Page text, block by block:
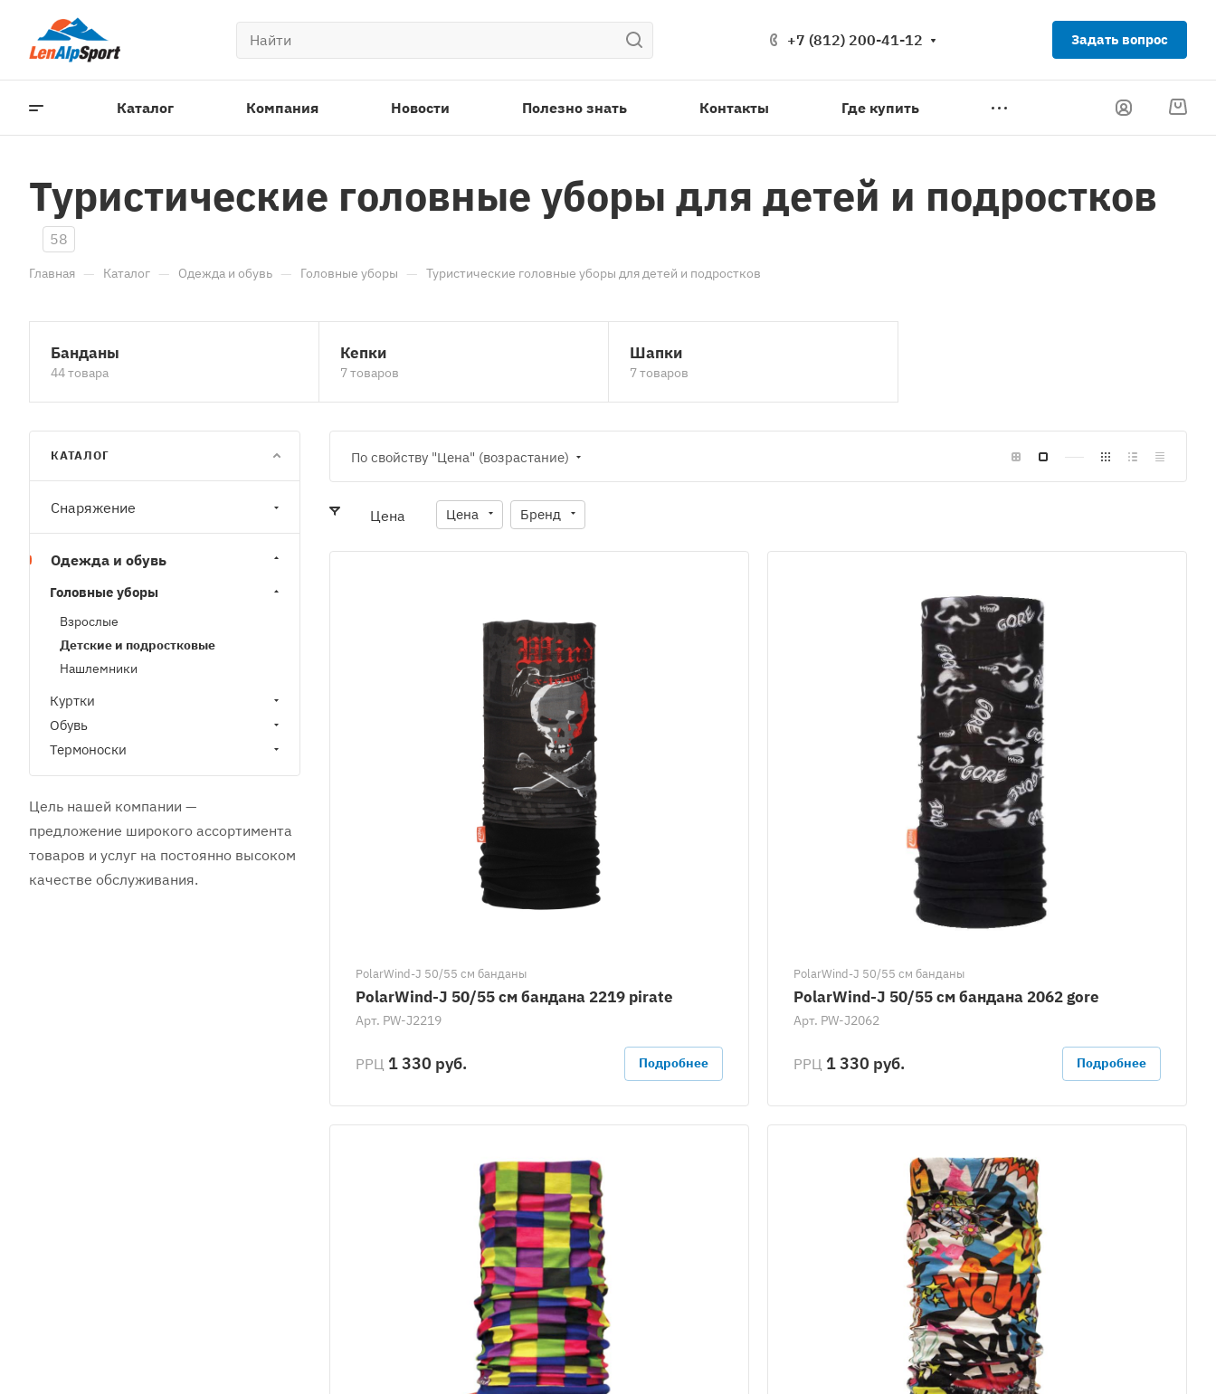
+7 (812) 200-41-12 Задать вопрос
Каталог Компания Новости Полезно знать Контакты Где купить
Туристические головные уборы для детей и подростков
58
Главная — Каталог — Одежда и обувь — Головные уборы — Туристические головные уборы для детей и подростков
Банданы
44 товара
Кепки
7 товаров
Шапки
7 товаров
По свойству "Цена" (возрастание)
Цена Цена Бренд
PolarWind-J 50/55 см банданы
PolarWind-J 50/55 см бандана 2219 pirate
Арт. PW-J2219
РРЦ 1 330 руб. Подробнее
PolarWind-J 50/55 см банданы
PolarWind-J 50/55 см бандана 2062 gore
Арт. PW-J2062
РРЦ 1 330 руб. Подробнее
КАТАЛОГ
Снаряжение
Одежда и обувь
Головные уборы
Взрослые
Детские и подростковые
Нашлемники
Куртки
Обувь
Термоноски
Цель нашей компании —
предложение широкого ассортимента
товаров и услуг на постоянно высоком
качестве обслуживания.